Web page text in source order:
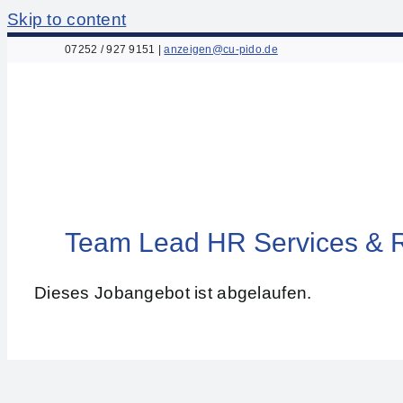
Skip to content
07252 / 927 9151 |anzeigen@cu-pido.de
Team Lead HR Services &
Dieses Jobangebot ist abgelaufen.